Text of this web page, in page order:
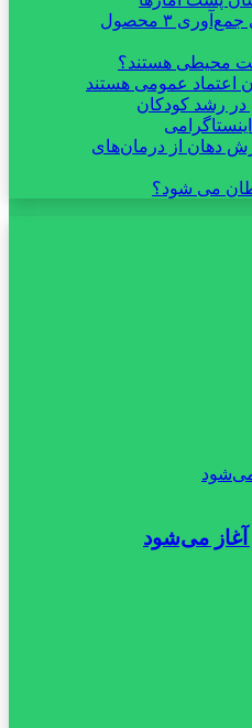
می‌شود
آغاز می‌شود